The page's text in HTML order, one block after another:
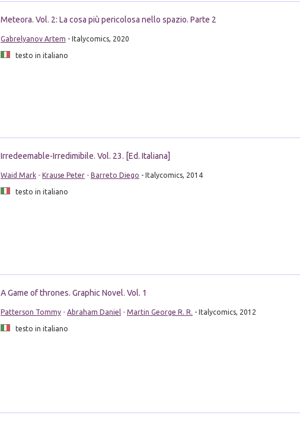
Meteora. Vol. 2: La cosa più pericolosa nello spazio. Parte 2
Gabrelyanov Artem - Italycomics, 2020
testo in italiano
Irredeemable-Irredimibile. Vol. 23. [Ed. Italiana]
Waid Mark- Krause Peter- Barreto Diego - Italycomics, 2014
testo in italiano
A Game of thrones. Graphic Novel. Vol. 1
Patterson Tommy- Abraham Daniel- Martin George R. R. - Italycomics, 2012
testo in italiano